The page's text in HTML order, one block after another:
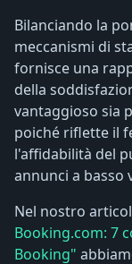
Bilanciando la
meccanismi di
fornisce una
della
vantaggioso sia
poiché riflette il
l'affidabilità del
annunci a basso
Nel nostro
Booking.com: 7
Booking"